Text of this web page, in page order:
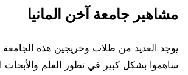
مشاهير جامعة آخن المانيا
يوجد العديد من طلاب وخريجين هذه الجامعة
ساهموا بشكل كبير في تطور العلم والأبحاث